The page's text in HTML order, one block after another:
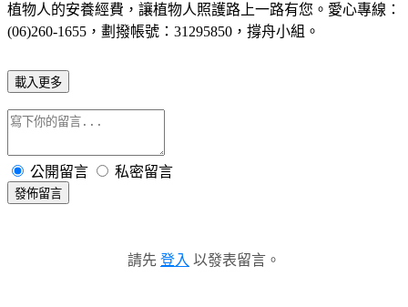
植物人的安養經費，讓植物人照護路上一路有您。愛心專線：
(06)260-1655 ，劃撥帳號： 31295850 ，撐舟小組。
載入更多
公開留言 私密留言
發佈留言
請先 登入 以發表留言。